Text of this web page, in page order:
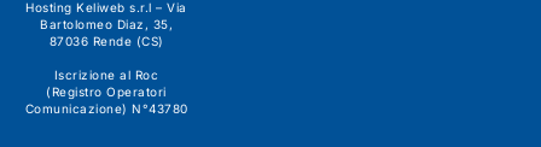
Hosting Keliweb s.r.l – Via
Bartolomeo Diaz, 35,
87036 Rende (CS)
Iscrizione al Roc
(Registro Operatori
Comunicazione) N°43780